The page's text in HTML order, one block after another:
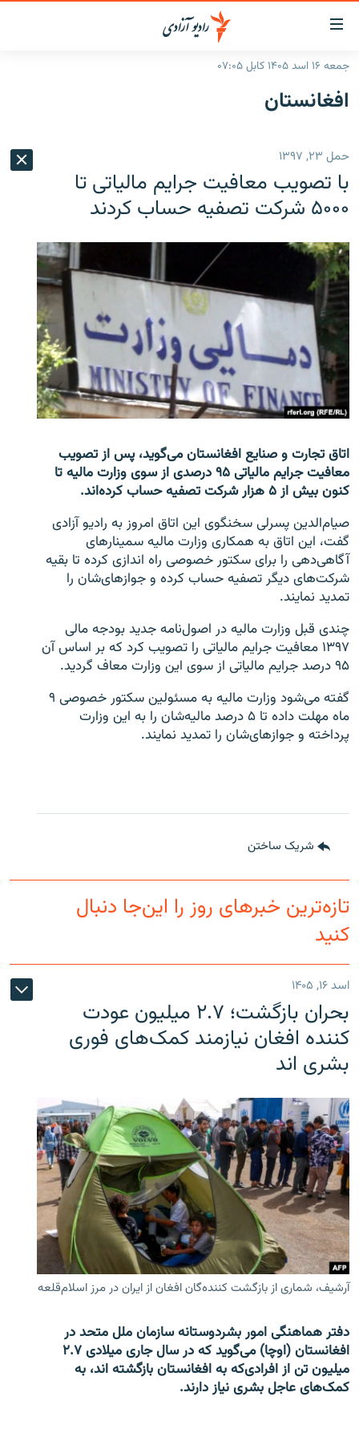
لینک‌های
قابل
دسترسی
بازگشت
بازگشت
منوی
اصلی
به
صفحه
جستجو
صفحه نخست
گزارش‌ها
شرق میانه
جهان
جدول نشرات
مصاحبه‌ها
مجموعه تصویری
ورزش
بحران مهاجرت
'کووید-۱۹'
تماس
صفحه پشتو
Azadi English
به ما بپیوندید
همۀ سایت‌های رادیو آزادی/ رادیو اروپای آزاد
جمعه ۱۶ اسد ۱۴۰۵ کابل ۰۷:۰۵
افغانستان
حمل ۲۳, ۱۳۹۷
با تصویب معافیت جرایم مالیاتی تا
۵۰۰۰ شرکت تصفیه حساب کردند
اتاق تجارت و صنایع افغانستان می‌گوید، پس از تصویب
معافیت جرایم مالیاتی ۹۵ درصدی از سوی وزارت مالیه تا
کنون بیش از ۵ هزار شرکت تصفیه حساب کرده‌اند.
صیام‌الدین پسرلی سخنگوی این اتاق امروز به رادیو آزادی
گفت، این اتاق به همکاری وزارت مالیه سمینارهای
آگاهی‌دهی را برای سکتور خصوصی راه اندازی کرده تا بقیه
شرکت‌های دیگر تصفیه حساب کرده و جوازهای‌شان را
تمدید نمایند.
چندی قبل وزارت مالیه در اصول‌نامه جدید بودجه مالی
۱۳۹۷ معافیت جرایم مالیاتی را تصویب کرد که بر اساس آن
۹۵ درصد جرایم مالیاتی از سوی این وزارت معاف گردید.
گفته می‌شود وزارت مالیه به مسئولین سکتور خصوصی ۹
ماه مهلت داده تا ۵ درصد مالیه‌شان را به این وزارت
پرداخته و جوازهای‌شان را تمدید نمایند.
شریک ساختن
تازه‌ترین خبرهای روز را این‌جا دنبال
کنید
اسد ۱۶, ۱۴۰۵
بحران بازگشت؛ ۲.۷ میلیون عودت
کننده افغان نیازمند کمک‌های فوری
بشری اند
آرشیف، شماری از بازگشت کننده‌گان افغان از ایران در مرز اسلام‌قلعه
دفتر هماهنگی امور بشردوستانه سازمان ملل متحد در
افغانستان (اوچا) می‌گوید که در سال جاری میلادی ۲.۷
میلیون تن از افرادی‌که به افغانستان بازگشته اند، به
کمک‌های عاجل بشری نیاز دارند.